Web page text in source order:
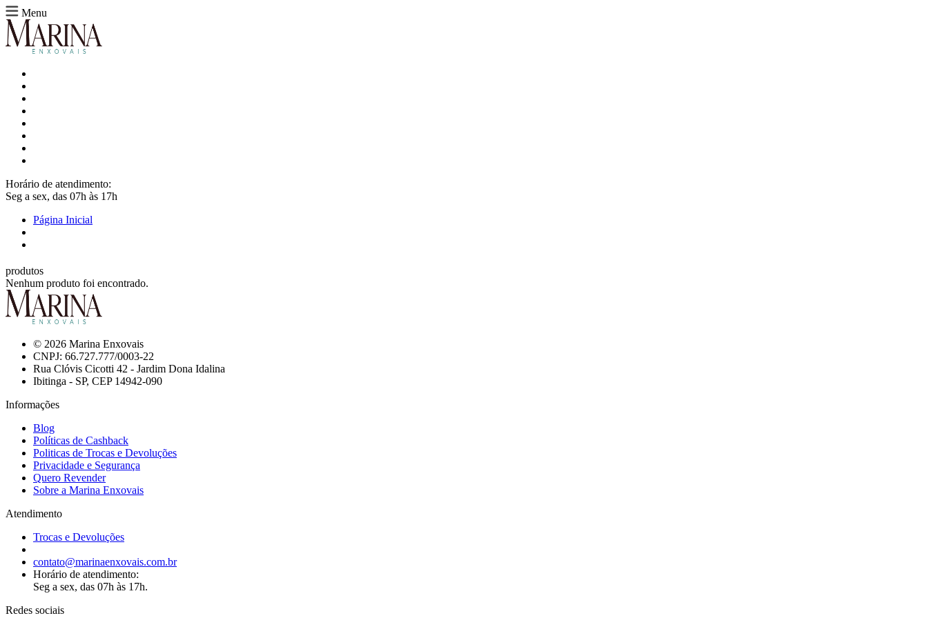
Menu
Horário de atendimento:
Seg a sex, das 07h às 17h
Página Inicial
produtos
Nenhum produto foi encontrado.
© 2026 Marina Enxovais
CNPJ: 66.727.777/0003-22
Rua Clóvis Cicotti 42 - Jardim Dona Idalina
Ibitinga - SP, CEP 14942-090
Informações
Blog
Políticas de Cashback
Politicas de Trocas e Devoluções
Privacidade e Segurança
Quero Revender
Sobre a Marina Enxovais
Atendimento
Trocas e Devoluções
contato@marinaenxovais.com.br
Horário de atendimento:
Seg a sex, das 07h às 17h.
Redes sociais